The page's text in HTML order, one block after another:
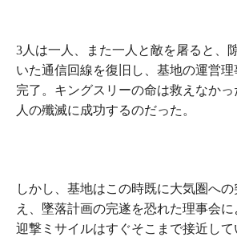
3人は一人、また一人と敵を屠ると、
いた通信回線を復旧し、基地の運営
完了。キングスリーの命は救えなかっ
人の殲滅に成功するのだった。
しかし、基地はこの時既に大気圏へ
え、墜落計画の完遂を恐れた理事会
迎撃ミサイルはすぐそこまで接近して